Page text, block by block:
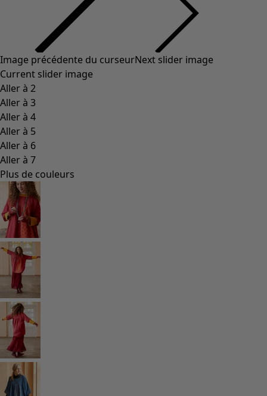
Collections
Dans l'univers du kimono
Monsoon
Étendues champêtres
Coimbatore
Les classiques de Gudrun
Des tournesols pour le HCR